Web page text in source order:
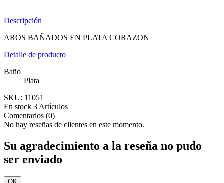
Descripción
AROS BAÑADOS EN PLATA CORAZON
Detalle de producto
Baño
Plata
SKU: 11051
En stock 3 Artículos
Comentarios (0)
No hay reseñas de clientes en este momento.
Su agradecimiento a la reseña no pudo
ser enviado
OK